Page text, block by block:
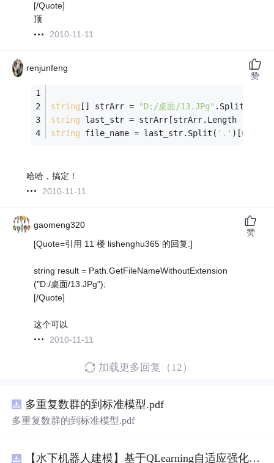
[/Quote]
顶
2010-11-11
renjunfeng
string [] strArr = "D:/桌面/13.JPg" .Split(
string last_str = strArr[strArr.Length -
string file_name = last_str.Split( '.' )[0
哈哈，搞定！
2010-11-11
赞
gaomeng320
[Quote=引用 11 楼 lishenghu365 的回复:]
string result = Path.GetFileNameWithoutExtension
("D:/桌面/13.JPg");
[/Quote]
这个可以
2010-11-11
赞
加载更多回复（12）
多重复数群的到标准模型.pdf
多重复数群的到标准模型.pdf
【水下机器人建模】基于QLearning自适应强化学习PID控制器在AUV中的应用研究（Matlab代码实现）